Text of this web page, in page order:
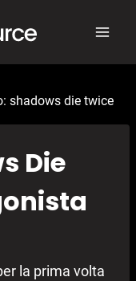
shadows die twice
Die
la prima volta